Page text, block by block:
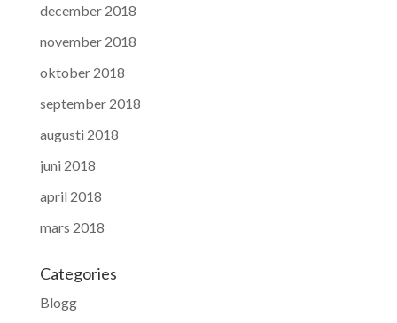
december 2018
november 2018
oktober 2018
september 2018
augusti 2018
juni 2018
april 2018
mars 2018
Categories
Blogg